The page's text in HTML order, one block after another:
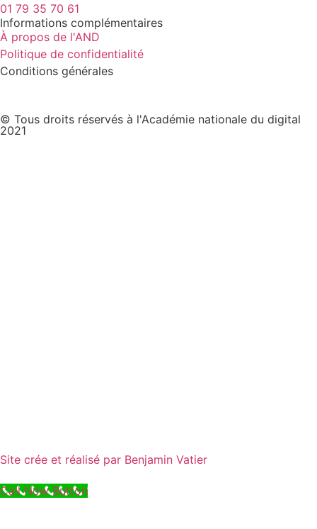
01 79 35 70 61
Informations complémentaires
À propos de l'AND
Politique de confidentialité
Conditions générales
© Tous droits réservés à l'Académie nationale du digital
2021
Site crée et réalisé par Benjamin Vatier
Call Now Button